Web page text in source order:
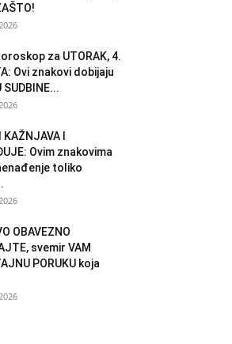
za UTORAK, 4.
Ovi znakovi dobijaju
SUDBINE...
KAŽNJAVA I
Ovim znakovima
toliko
OBAVEZNO
svemir VAM
PORUKU koja